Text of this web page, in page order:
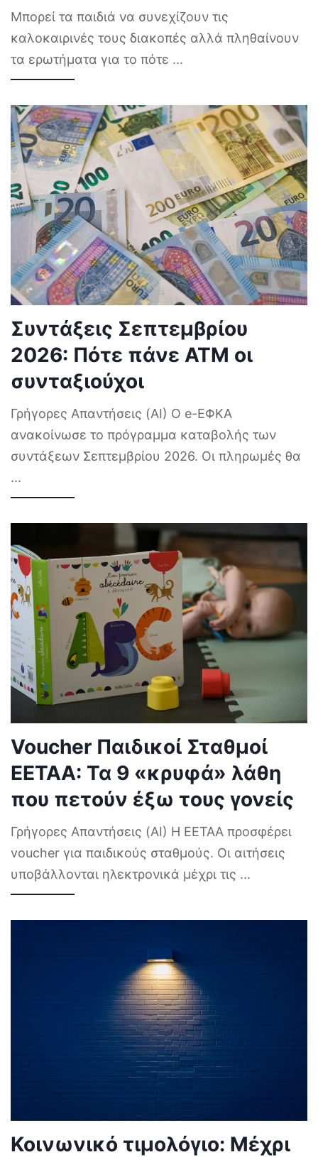
Μπορεί τα παιδιά να συνεχίζουν τις
καλοκαιρινές τους διακοπές αλλά πληθαίνουν
τα ερωτήματα για το πότε ...
Συντάξεις Σεπτεμβρίου
2026: Πότε πάνε ΑΤΜ οι
συνταξιούχοι
Γρήγορες Απαντήσεις (AI) Ο e-ΕΦΚΑ
ανακοίνωσε το πρόγραμμα καταβολής των
συντάξεων Σεπτεμβρίου 2026. Οι πληρωμές θα
...
Voucher Παιδικοί Σταθμοί
ΕΕΤΑΑ: Τα 9 «κρυφά» λάθη
που πετούν έξω τους γονείς
Γρήγορες Απαντήσεις (AI) Η ΕΕΤΑΑ προσφέρει
voucher για παιδικούς σταθμούς. Οι αιτήσεις
υποβάλλονται ηλεκτρονικά μέχρι τις ...
Κοινωνικό τιμολόγιο: Μέχρι